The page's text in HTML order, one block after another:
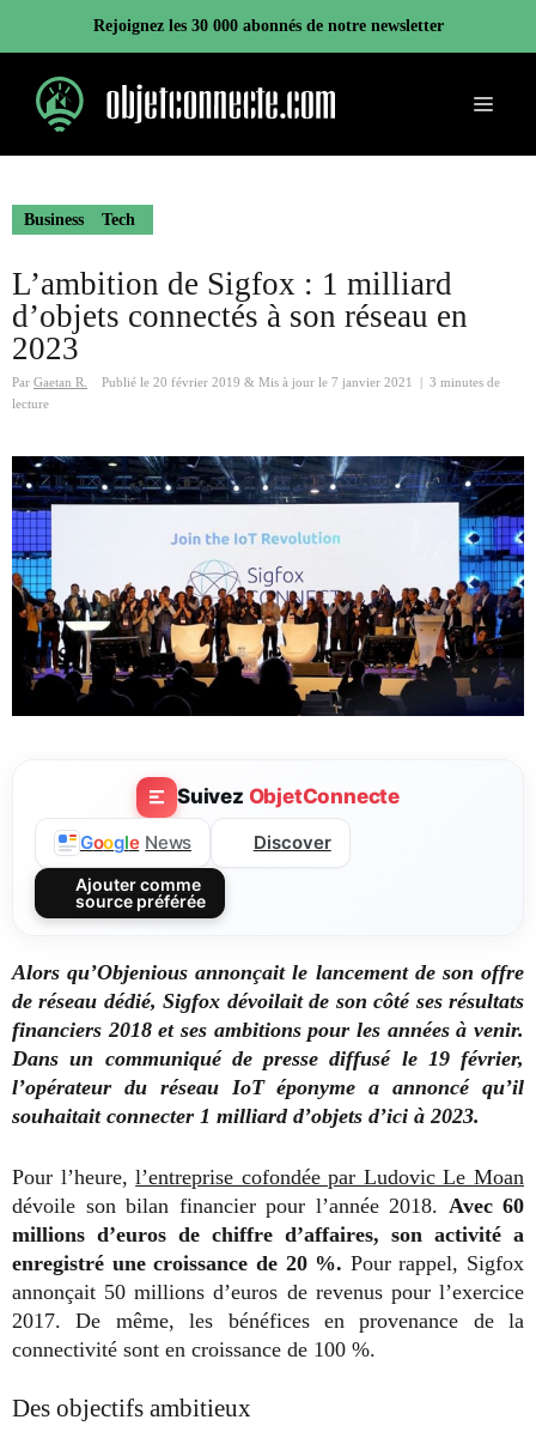
contenu
Rejoignez les 30 000 abonnés de notre newsletter
Menu
Business Tech
L’ambition de Sigfox : 1 milliard
d’objets connectés à son réseau en
2023
Par Gaetan R. Publié le 20 février 2019 & Mis à jour le 7 janvier 2021
3 minutes de
lecture
Suivez ObjetConnecte
Google News Discover
Ajouter comme
source préférée
Alors qu’Objenious annonçait le lancement de son offre
de réseau dédié, Sigfox dévoilait de son côté ses résultats
financiers 2018 et ses ambitions pour les années à venir.
Dans un communiqué de presse diffusé le 19 février,
l’opérateur du réseau IoT éponyme a annoncé qu’il
souhaitait connecter 1 milliard d’objets d’ici à 2023.
Pour l’heure,l’entreprise cofondée par Ludovic Le Moan
dévoile son bilan financier pour l’année 2018. Avec 60
millions d’euros de chiffre d’affaires, son activité a
enregistré une croissance de 20 %. Pour rappel, Sigfox
annonçait 50 millions d’euros de revenus pour l’exercice
2017. De même, les bénéfices en provenance de la
connectivité sont en croissance de 100 %.
Des objectifs ambitieux